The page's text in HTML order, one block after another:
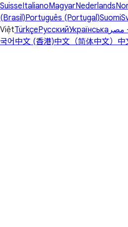
SuisseItalianoMagyarNederlands
(Brasil)Português (Portugal)Suomi
ViệtTürkçeРусскийУкраїнська مصر
국어 中文 (香港)中文（简体中文） 中